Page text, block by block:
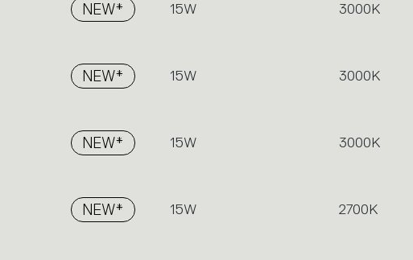
NEW* 15W 3000K
NEW* 15W 3000K
NEW* 15W 3000K
NEW* 15W 2700K